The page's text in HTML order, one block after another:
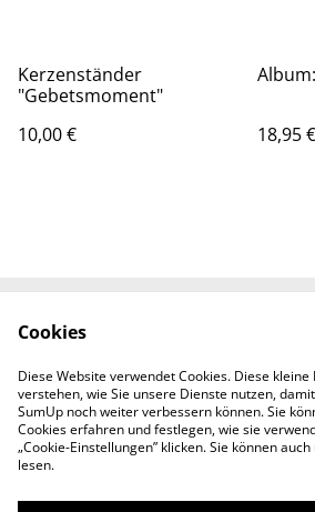
Kerzenständer
"Gebetsmoment"
10,00 €
18,95 €
Kontaktieren Sie uns
Datenschutzbestimm
ungen von SumUp
Cookies
Diese Website verwendet Cookies. Diese
verstehen, wie Sie unsere Dienste nutzen,
SumUp noch weiter verbessern können. Sie
Cookies erfahren und festlegen, wie sie
„Cookie-Einstellungen” klicken. Sie können
lesen.